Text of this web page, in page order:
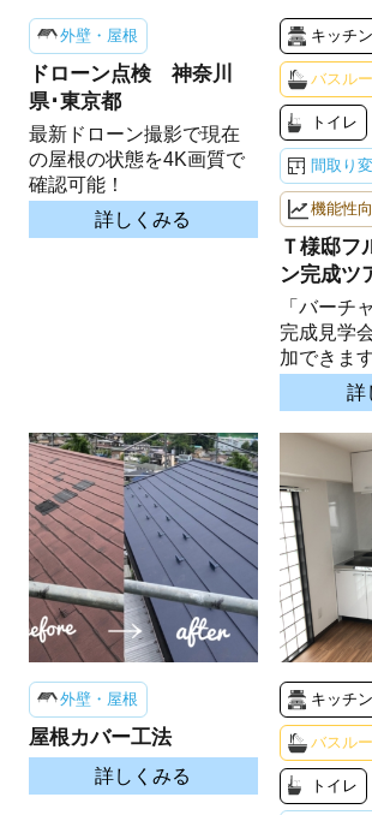
外壁・屋根
ドローン点検 神奈川
県･東京都
最新ドローン撮影で現在
の屋根の状態を4K画質で
確認可能！
詳しくみる
キッチン
バスル
トイレ
間取り
機能性
Ｔ様邸フ
ン完成ツ
「バーチ
完成見学
加できま
詳
外壁・屋根
屋根カバー工法
詳しくみる
キッチン
バスル
トイレ